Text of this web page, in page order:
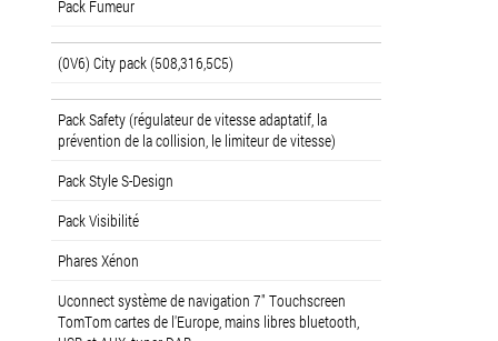
Pack Fumeur
(0V6) City pack (508,316,5C5)
Pack Safety (régulateur de vitesse adaptatif, la
prévention de la collision, le limiteur de vitesse)
Pack Style S-Design
Pack Visibilité
Phares Xénon
Uconnect système de navigation 7" Touchscreen
TomTom cartes de l'Europe, mains libres bluetooth,